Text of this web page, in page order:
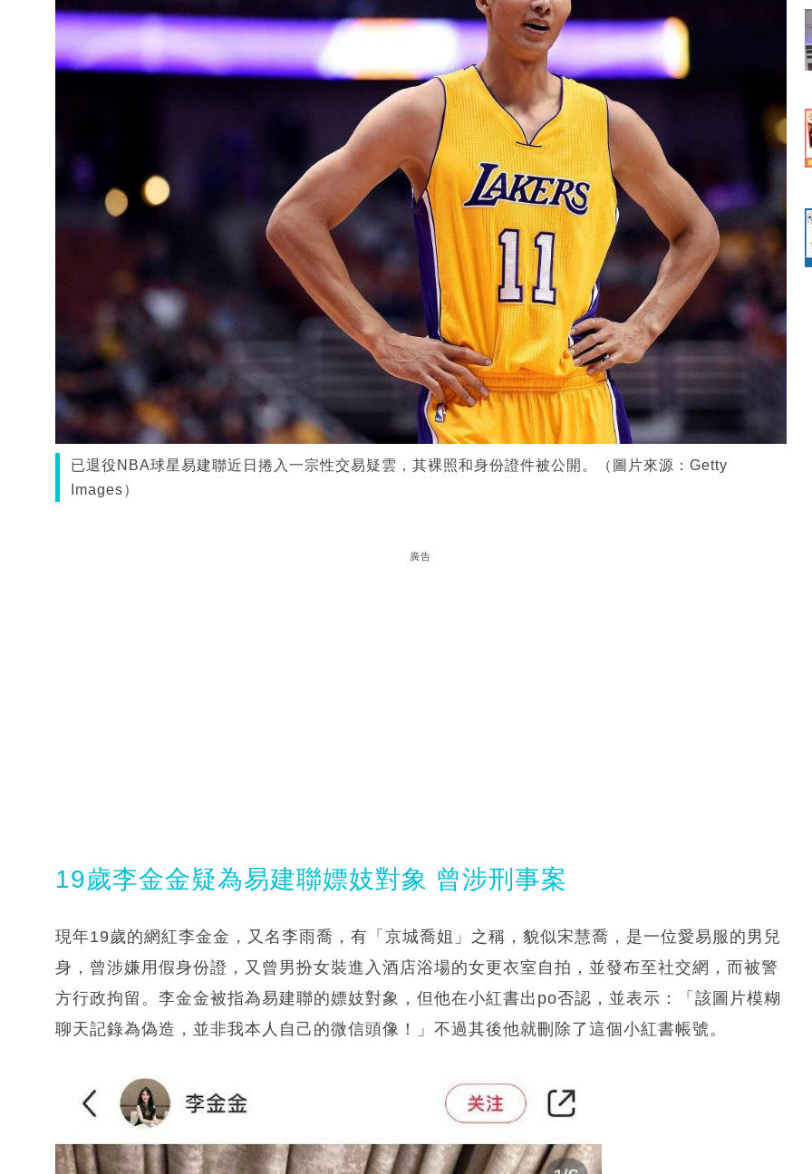
已退役NBA球星易建聯近日捲入一宗性交易疑雲，其裸照和身份證件被公開。（圖片來源：Getty
Images）
廣告
19歲李金金疑為易建聯嫖妓對象 曾涉刑事案
現年19歲的網紅李金金，又名李雨喬，有「京城喬姐」之稱，貌似宋慧喬，是一位愛易服的男兒
身，曾涉嫌用假身份證，又曾男扮女裝進入酒店浴場的女更衣室自拍，並發布至社交網，而被警
方行政拘留。李金金被指為易建聯的嫖妓對象，但他在小紅書出po否認，並表示：「該圖片模糊
聊天記錄為偽造，並非我本人自己的微信頭像！」不過其後他就刪除了這個小紅書帳號。